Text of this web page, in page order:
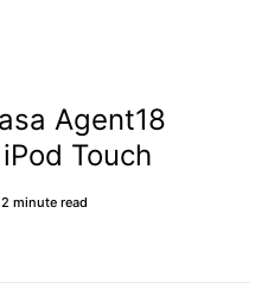
Agent18
Touch
2 minute read